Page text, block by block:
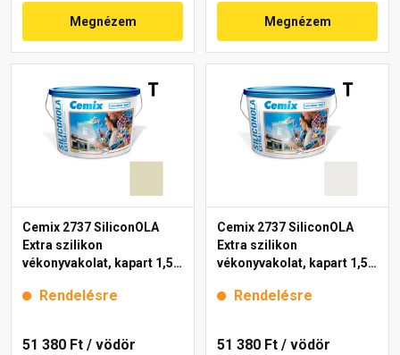
Megnézem Megnézem
Cemix 2737 SiliconOLA
Extra szilikon
vékonyvakolat, kapart 1,5
Rendelésre
51 380 Ft / vödör
Cemix 2737 SiliconOLA
Extra szilikon
vékonyvakolat, kapart 1,5
Rendelésre
51 380 Ft / vödör